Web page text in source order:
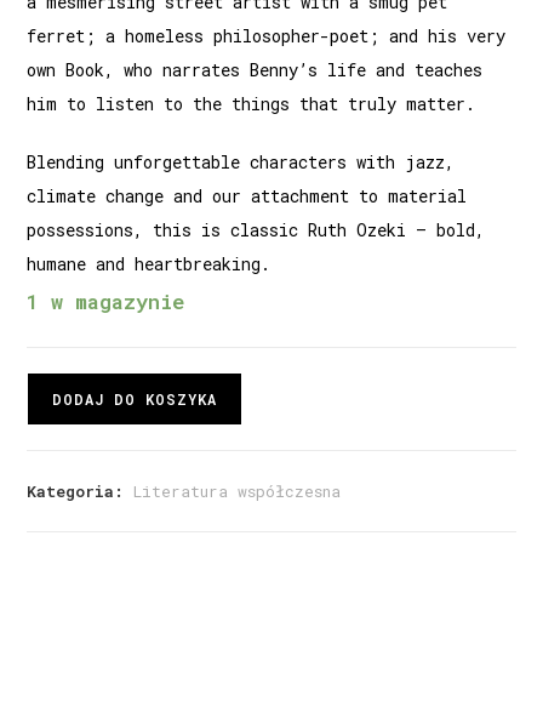
ferret; a homeless philosopher-poet; and his very
own Book, who narrates Benny’s life and teaches
him to listen to the things that truly matter.
Blending unforgettable characters with jazz,
climate change and our attachment to material
possessions, this is classic Ruth Ozeki – bold,
humane and heartbreaking.
1 w magazynie
DODAJ DO KOSZYKA
Kategoria: Literatura współczesna